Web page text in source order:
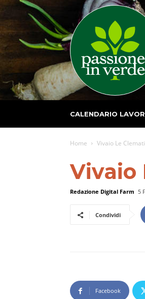
CALENDARIO
Home Vivaio Le
Vivaio
Redazione Digital Farm 5
Condividi
Facebook